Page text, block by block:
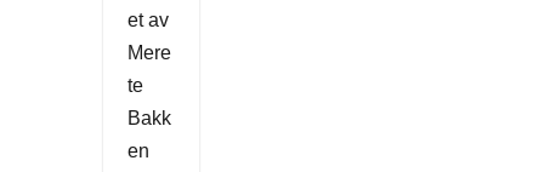
et av
Mere
te
Bakk
en